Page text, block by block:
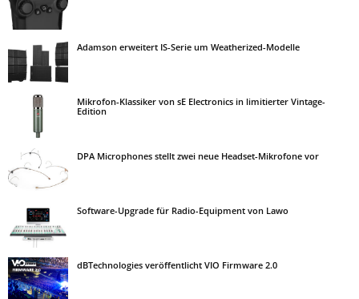
Adamson erweitert IS-Serie um Weatherized-Modelle
Mikrofon-Klassiker von sE Electronics in limitierter Vintage-
Edition
DPA Microphones stellt zwei neue Headset-Mikrofone vor
Software-Upgrade für Radio-Equipment von Lawo
dBTechnologies veröffentlicht VIO Firmware 2.0